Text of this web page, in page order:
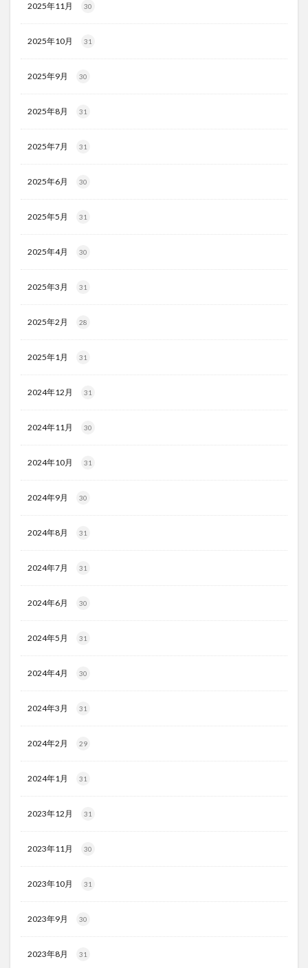
2025年11月 30
2025年10月 31
2025年9月 30
2025年8月 31
2025年7月 31
2025年6月 30
2025年5月 31
2025年4月 30
2025年3月 31
2025年2月 28
2025年1月 31
2024年12月 31
2024年11月 30
2024年10月 31
2024年9月 30
2024年8月 31
2024年7月 31
2024年6月 30
2024年5月 31
2024年4月 30
2024年3月 31
2024年2月 29
2024年1月 31
2023年12月 31
2023年11月 30
2023年10月 31
2023年9月 30
2023年8月 31